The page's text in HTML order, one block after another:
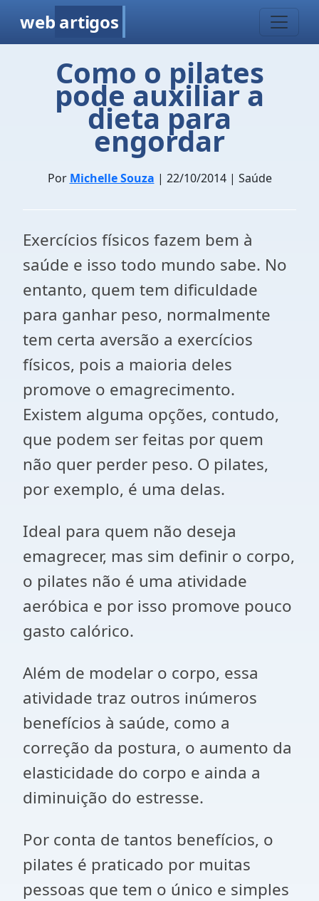
web artigos
Como o pilates
pode auxiliar a
dieta para
engordar
Por Michelle Souza | 22/10/2014 | Saúde
Exercícios físicos fazem bem à
saúde e isso todo mundo sabe. No
entanto, quem tem dificuldade
para ganhar peso, normalmente
tem certa aversão a exercícios
físicos, pois a maioria deles
promove o emagrecimento.
Existem alguma opções, contudo,
que podem ser feitas por quem
não quer perder peso. O pilates,
por exemplo, é uma delas.
Ideal para quem não deseja
emagrecer, mas sim definir o corpo,
o pilates não é uma atividade
aeróbica e por isso promove pouco
gasto calórico.
Além de modelar o corpo, essa
atividade traz outros inúmeros
benefícios à saúde, como a
correção da postura, o aumento da
elasticidade do corpo e ainda a
diminuição do estresse.
Por conta de tantos benefícios, o
pilates é praticado por muitas
pessoas que tem o único e simples